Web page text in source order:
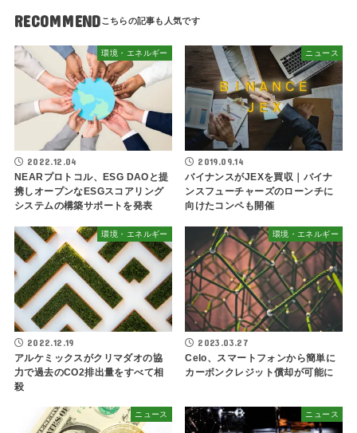
RECOMMEND
環境・エネルギー
2022.12.04
NEARプロトコル、ESG DAOと提
携しオープンなESGスコアリング
システムの構築サポートを発表
ニュース
2019.09.14
バイナンスがJEXを買収｜バイナ
ンスフューチャーズのローンチに
向けたコンペも開催
環境・エネルギー
2022.12.19
アルケミックスがクリマダオの協
力で過去のCO2排出量をすべて相
殺
環境・エネルギー
2023.03.27
Celo、スマートフォンから簡単に
カーボンクレジット償却が可能に
ニュース ニュース